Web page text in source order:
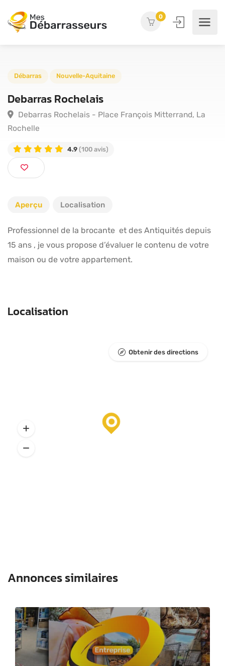
0
Debarras Rochelais
Debarras Rochelais - Place François Mitterrand, La
Aperçu Localisation
Professionnel de la brocante et des Antiquités depuis
15 ans , je vous propose d’évaluer le contenu de votre
maison ou de votre appartement.
Localisation
Obtenir des directions
Annonces similaires